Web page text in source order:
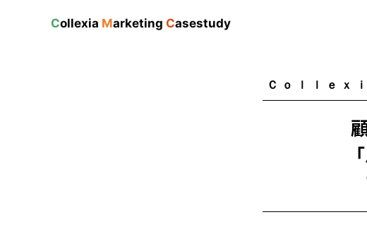
Collexia Marketing Casestudy
Ｃｏｌｌｅｘ